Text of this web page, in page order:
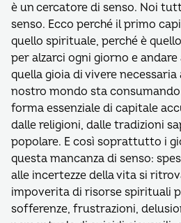
è un cercatore di senso. Noi
senso. Ecco perché il primo
quello spirituale, perché è
per alzarci ogni giorno e
quella gioia di vivere necessaria
nostro mondo sta
forma essenziale di capitale
dalle religioni, dalle tradizioni
popolare. E così soprattutto i
questa mancanza di senso:
alle incertezze della vita si
impoverita di risorse spirituali
sofferenze, frustrazioni,